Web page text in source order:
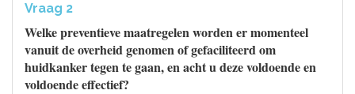
Vraag 2
Welke preventieve maatregelen worden er momenteel
vanuit de overheid genomen of gefaciliteerd om
huidkanker tegen te gaan, en acht u deze voldoende en
voldoende effectief?